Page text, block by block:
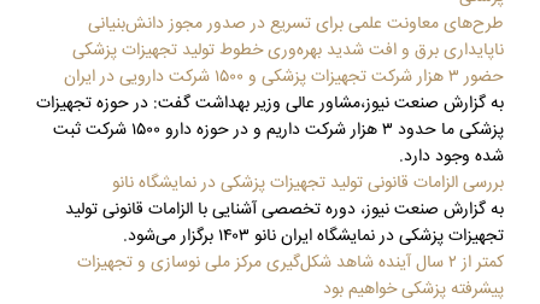
طرح‌های معاونت علمی برای تسریع در صدور مجوز دانش‌بنیانی
ناپایداری برق و افت شدید بهره‌وری خطوط تولید تجهیزات پزشکی
حضور ۳ هزار شرکت تجهیزات پزشکی و ۱۵۰۰ شرکت دارویی در ایران
به گزارش صنعت نیوز،مشاور عالی وزیر بهداشت گفت: در حوزه تجهیزات
پزشکی ما حدود ۳ هزار شرکت داریم و در حوزه دارو ۱۵۰۰ شرکت ثبت
شده وجود دارد.
بررسی الزامات قانونی تولید تجهیزات پزشکی در نمایشگاه نانو
به گزارش صنعت نیوز، دوره تخصصی آشنایی با الزامات قانونی تولید
تجهیزات پزشکی در نمایشگاه ایران نانو ۱۴۰۳ برگزار می‌شود.
کمتر از ۲ سال آینده شاهد شکل‌گیری مرکز ملی نوسازی و تجهیزات
پیشرفته پزشکی خواهیم بود